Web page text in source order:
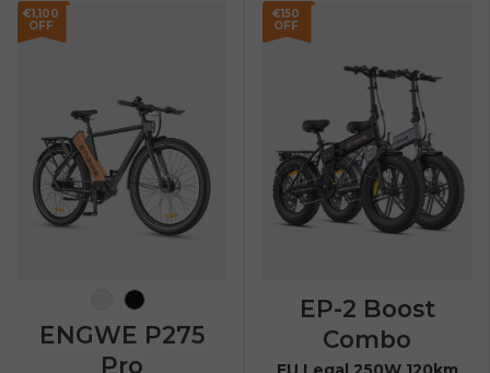
€1,100
OFF
Noir-Orange
Noir
ENGWE P275
Pro
€150
OFF
EP-2 Boost
Combo